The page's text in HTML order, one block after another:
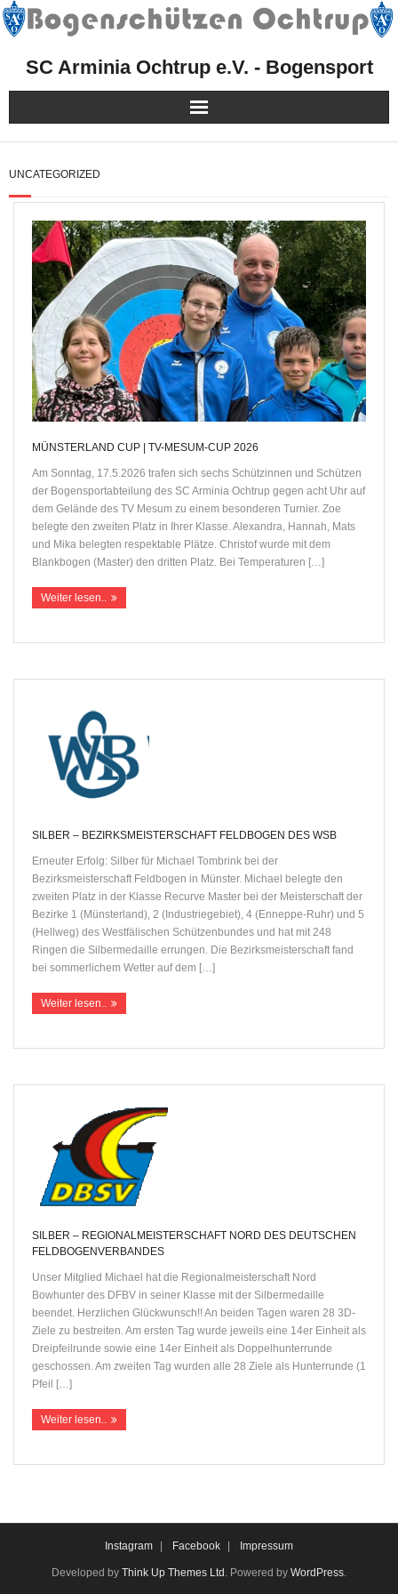
SC Arminia Ochtrup e.V. - Bogensport
Herzlich Willkommen!
Sport
Kurse, Events & Aktionen
Presse
Facebook
Instagram
UNCATEGORIZED
MÜNSTERLAND CUP | TV-MESUM-CUP 2026
Am Sonntag, 17.5.2026 trafen sich sechs Schützinnen und Schützen
der Bogensportabteilung des SC Arminia Ochtrup gegen acht Uhr auf
dem Gelände des TV Mesum zu einem besonderen Turnier. Zoe
belegte den zweiten Platz in Ihrer Klasse. Alexandra, Hannah, Mats
und Mika belegten respektable Plätze. Christof wurde mit dem
Blankbogen (Master) den dritten Platz. Bei Temperaturen […]
Weiter lesen..
SILBER – BEZIRKSMEISTERSCHAFT FELDBOGEN DES WSB
Erneuter Erfolg: Silber für Michael Tombrink bei der
Bezirksmeisterschaft Feldbogen in Münster. Michael belegte den
zweiten Platz in der Klasse Recurve Master bei der Meisterschaft der
Bezirke 1 (Münsterland), 2 (Industriegebiet), 4 (Enneppe-Ruhr) und 5
(Hellweg) des Westfälischen Schützenbundes und hat mit 248
Ringen die Silbermedaille errungen. Die Bezirksmeisterschaft fand
bei sommerlichem Wetter auf dem […]
Weiter lesen..
SILBER – REGIONALMEISTERSCHAFT NORD DES DEUTSCHEN
FELDBOGENVERBANDES
Unser Mitglied Michael hat die Regionalmeisterschaft Nord
Bowhunter des DFBV in seiner Klasse mit der Silbermedaille
beendet. Herzlichen Glückwunsch!! An beiden Tagen waren 28 3D-
Ziele zu bestreiten. Am ersten Tag wurde jeweils eine 14er Einheit als
Dreipfeilrunde sowie eine 14er Einheit als Doppelhunterrunde
geschossen. Am zweiten Tag wurden alle 28 Ziele als Hunterrunde (1
Pfeil […]
Weiter lesen..
Instagram Facebook Impressum
Developed by Think Up Themes Ltd. Powered by WordPress.